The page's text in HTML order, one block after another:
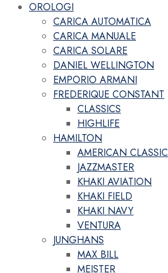
OROLOGI
CARICA AUTOMATICA
CARICA MANUALE
CARICA SOLARE
DANIEL WELLINGTON
EMPORIO ARMANI
FREDERIQUE CONSTANT
CLASSICS
HIGHLIFE
HAMILTON
AMERICAN CLASSIC
JAZZMASTER
KHAKI AVIATION
KHAKI FIELD
KHAKI NAVY
VENTURA
JUNGHANS
MAX BILL
MEISTER